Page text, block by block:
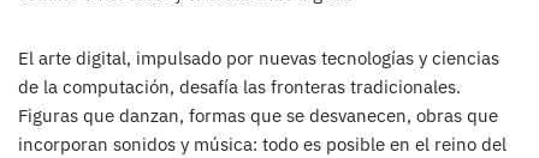
El arte digital, impulsado por nuevas tecnologías y ciencias
de la computación, desafía las fronteras tradicionales.
Figuras que danzan, formas que se desvanecen, obras que
incorporan sonidos y música: todo es posible en el reino del